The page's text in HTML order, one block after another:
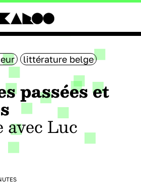
littérature belge
passées et